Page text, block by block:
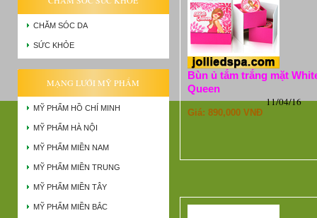
CHĂM SÓC DA
SỨC KHỎE
MẠNG LƯỚI MỸ PHẨM
MỸ PHẨM HỒ CHÍ MINH
MỸ PHẨM HÀ NỘI
MỸ PHẨM MIỀN NAM
MỸ PHẨM MIỀN TRUNG
MỸ PHẨM MIỀN TÂY
MỸ PHẨM MIỀN BẮC
Bùn ủ tắm trắng mặt
Queen
Giá: 890,000 VNĐ
11/04/16